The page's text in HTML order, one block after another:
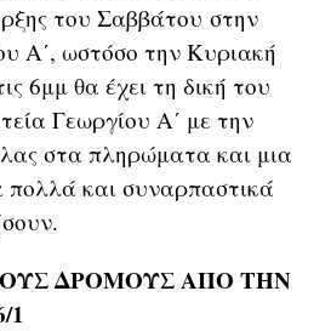
του Σαββάτου στην
Α΄, ωστόσο την Κυριακή
6μμ θα έχει τη δική του
Γεωργίου Α΄ με την
στα πληρώματα και μια
και συναρπαστικά
ΔΡΟΜΟΥΣ ΑΠΟ ΤΗΝ
1